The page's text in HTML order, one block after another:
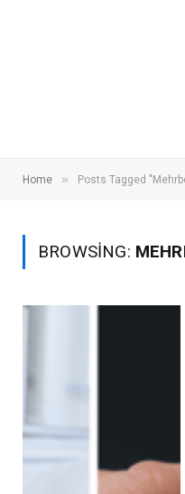
Home » Posts Tagged
BROWSING: